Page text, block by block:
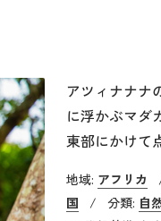
アツィナナナ
に浮かぶマダ
東部にかけて
キツネザルや
マファナ国立
地域: アフリカ
国
/ 分類: 自